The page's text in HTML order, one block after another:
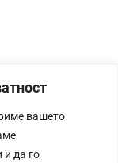
вашето
да го